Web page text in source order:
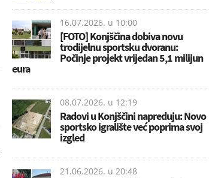
16.07.2026. u 10:00
[FOTO] Konjščina dobiva novu
trodijelnu sportsku dvoranu:
Počinje projekt vrijedan 5,1 milijun
eura
08.07.2026. u 12:19
Radovi u Konjščini napreduju: Novo
sportsko igralište već poprima svoj
izgled
21.06.2026. u 20:48